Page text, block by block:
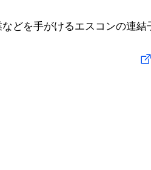
どを手がけるエスコンの連